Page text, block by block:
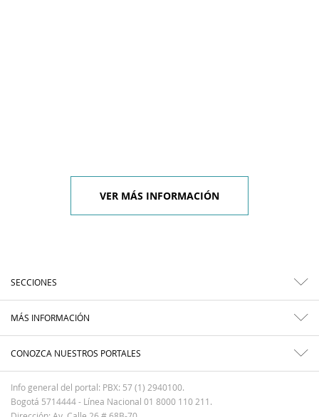
VER MÁS INFORMACIÓN
SECCIONES
MÁS INFORMACIÓN
CONOZCA NUESTROS PORTALES
Info general del portal: PBX: 57 (1) 2940100.
Bogotá 5714444 - Línea Nacional 01 8000 110 211.